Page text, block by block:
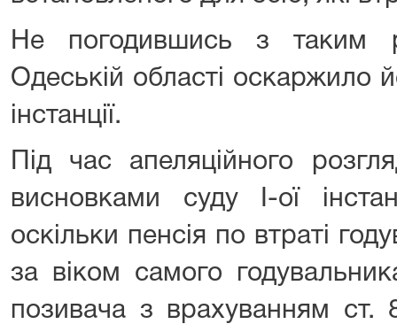
Не погодившись з
Одеській області оскаржило
інстанції.
Під час апеляційного
висновками суду І-ої
оскільки пенсія по втраті
за віком самого
позивача з врахуванням